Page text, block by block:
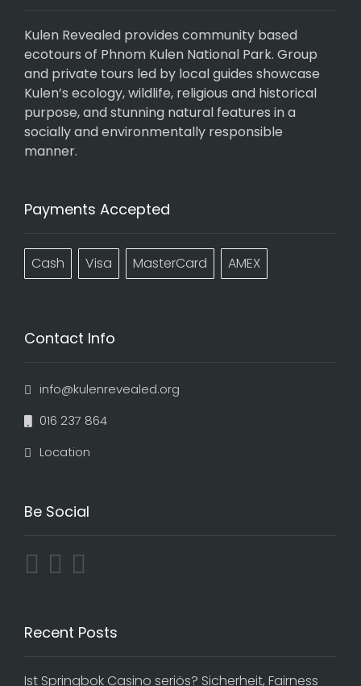
Kulen Revealed provides community based
ecotours of Phnom Kulen National Park. Group
and private tours led by local guides showcase
Kulen’s ecology, wildlife, religious and historical
purpose, and stunning natural features in a
socially and environmentally responsible
manner.
Payments Accepted
Cash Visa MasterCard AMEX
Contact Info
info@kulenrevealed.org
016 237 864
Location
Be Social
Recent Posts
Ist Springbok Casino seriös? Sicherheit, Fairness